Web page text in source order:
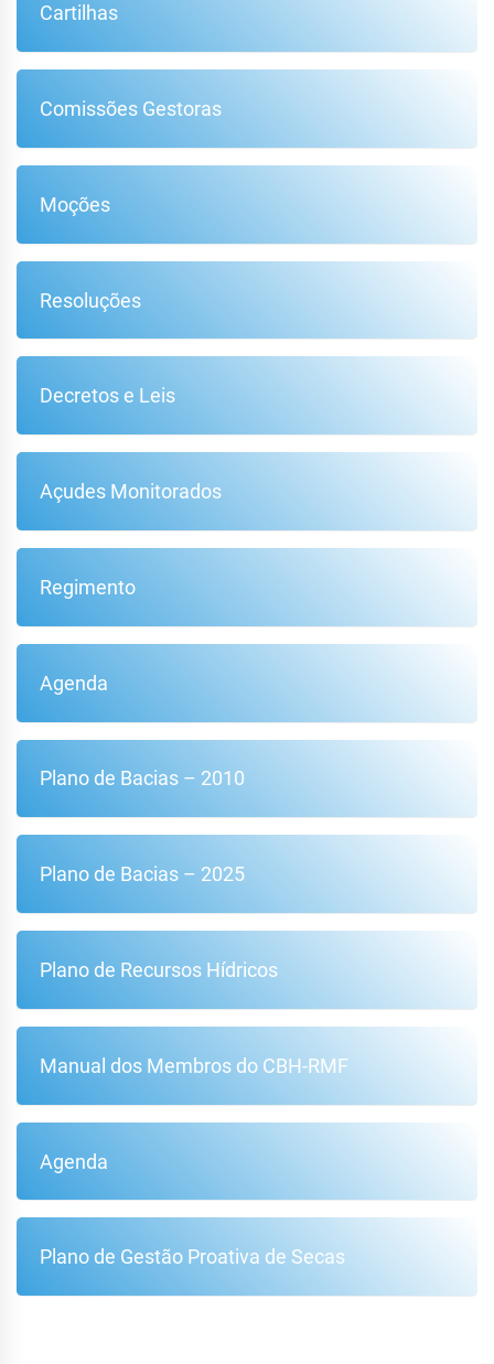
Cartilhas
Comissões Gestoras
Moções
Resoluções
Decretos e Leis
Açudes Monitorados
Regimento
Agenda
Plano de Bacias – 2010
Plano de Bacias – 2025
Plano de Recursos Hídricos
Manual dos Membros do CBH-RMF
Agenda
Plano de Gestão Proativa de Secas